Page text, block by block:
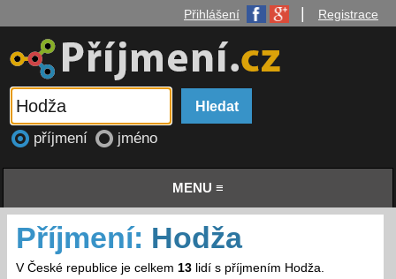
Přihlášení Registrace
příjmení jméno
MENU ≡
Příjmení: Hodža
V České republice je celkem 13lidí s příjmením Hodža.